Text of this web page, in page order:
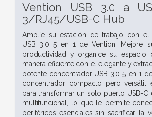
Vention USB 3.0 a
3/RJ45/USB-C Hub
Amplíe su estación de trabajo con el
USB 3.0 5 en 1 de Vention. Mejore
productividad y organice su espacio
manera eficiente con el elegante y
potente concentrador USB 3.0 5 en 1
concentrador compacto pero versátil
para transformar un solo puerto USB-C
multifuncional, lo que le permite
periféricos esenciales sin sacrificar la